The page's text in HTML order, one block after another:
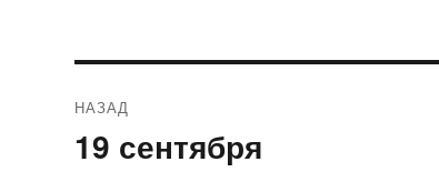
по
НАЗАД
Предыдущая
19 сентября